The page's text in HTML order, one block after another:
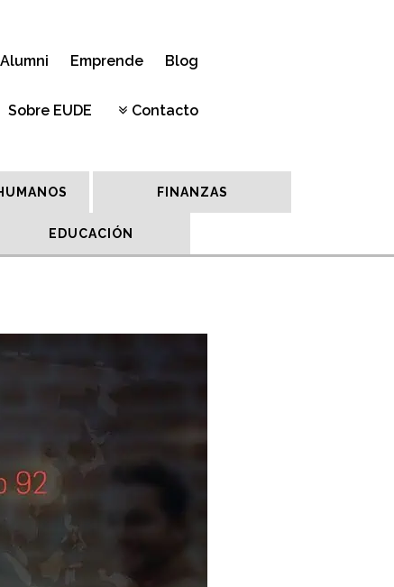
Alumni Emprende Blog
Sobre EUDE Contacto
FINANZAS
EDUCACIÓN